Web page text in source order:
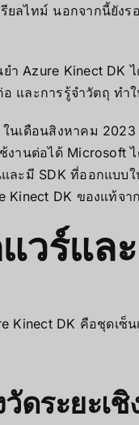
ยลไทม์ นอกจากนี้ยัง
ำ Azure Kinect DK
และการรู้จำวัตถุ ทำ
ในเดือนสิงหาคม 2023
ช้งานต่อได้ Microsoft
และมี SDK ที่ออกแบบ
Kinect DK ของแท้จา
วร์แล
Kinect DK คือชุดเซ็
วัดระยะเ